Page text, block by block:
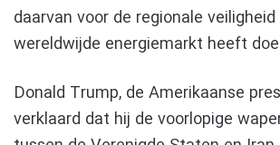
daarvan voor de regionale
wereldwijde energiemarkt heeft
Donald Trump, de Amerikaanse
verklaard dat hij de voorlopige